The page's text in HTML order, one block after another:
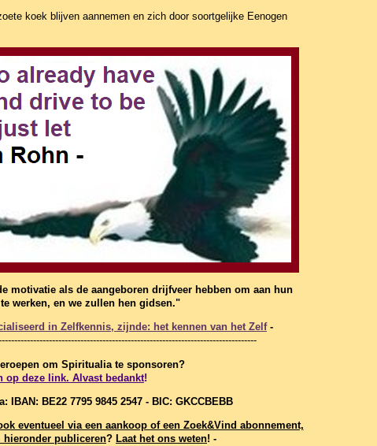
koek blijven aannemen en zich door soortgelijke Eenogen
motivatie als de aangeboren drijfveer hebben om aan hun
werken, en we zullen hen gidsen."
in Zelfkennis, zijnde: het kennen van het Zelf-
om Spiritualia te sponsoren?
op deze link. Alvast bedankt!
IBAN: BE22 7795 9845 2547 - BIC: GKCCBEBB
eventueel via een aankoop of een Zoek&Vind abonnement,
hieronder publiceren? Laat het ons weten! -